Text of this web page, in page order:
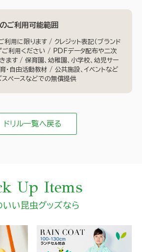
ご利用可能範囲
用に限ります / クレジット表記（ブランド
ご利用ください / PDFデータ配布や二次
ます / 保育園、幼稚園、小学校、幼児サー
・自由活動教材 / 公共施設、イベントなど
スペースなどでの無償提供
ドリル一覧へ戻る
Up Items
いい昆虫グッズなら